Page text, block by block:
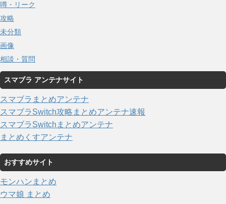
噂・リーク
攻略
未分類
画像
相談・質問
スマブラ アンテナサイト
スマブラまとめアンテナ
スマブラSwitch攻略まとめアンテナ速報
スマブラSwitchまとめアンテナ
まとめくすアンテナ
おすすめサイト
モンハンまとめ
ウマ娘 まとめ